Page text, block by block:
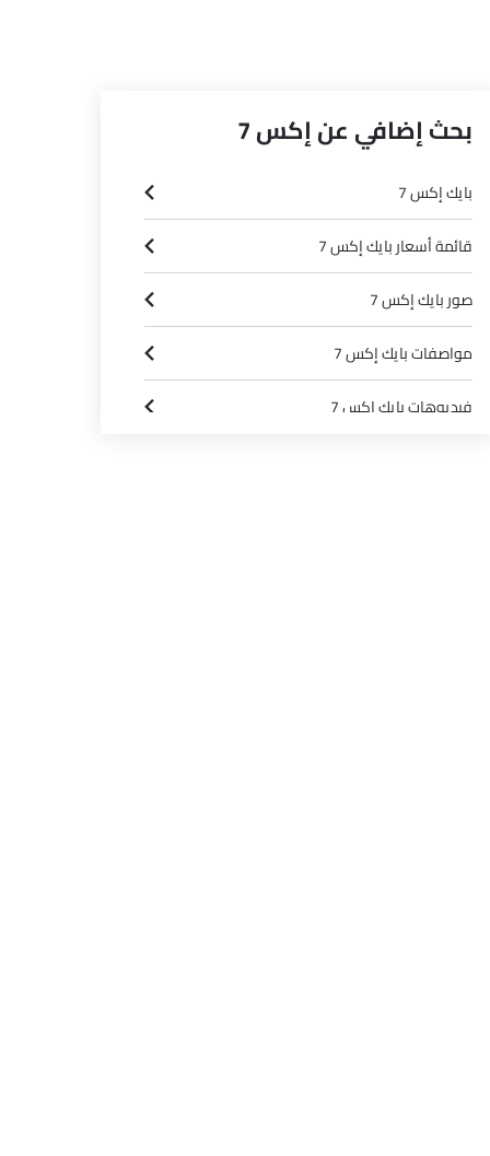
بحث إضافي عن إكس 7
بايك إكس 7
قائمة أسعار بايك إكس 7
صور بايك إكس 7
مواصفات بايك إكس 7
فيديوهات بايك إكس 7